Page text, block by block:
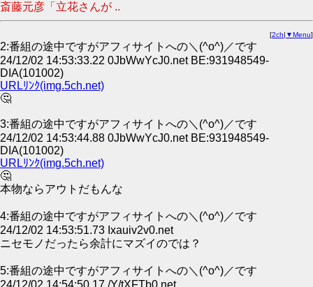
斎藤元彦「立花さんが ..
[2ch| ▼Menu]
2:番組の途中ですがアフィサイトへの＼(^o^)／です
24/12/02 14:53:33.22 0JbWwYcJ0.net BE:931948549-
DIA(101002)
URLﾘﾝｸ(img.5ch.net)
🤔
3:番組の途中ですがアフィサイトへの＼(^o^)／です
24/12/02 14:53:44.88 0JbWwYcJ0.net BE:931948549-
DIA(101002)
URLﾘﾝｸ(img.5ch.net)
🤔
本物ならアウトだもんな
4:番組の途中ですがアフィサイトへの＼(^o^)／です
24/12/02 14:53:51.73 Ixauiv2v0.net
ニセモノだったら余計にマズイのでは？
5:番組の途中ですがアフィサイトへの＼(^o^)／です
24/12/02 14:54:50.17 /Y/tXFTb0.net